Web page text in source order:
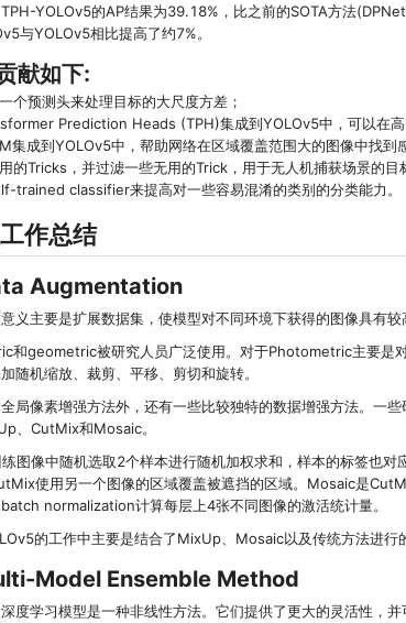
YOLOv5的AP结果为39.18%，比之前的SOTA方法
与YOLOv5相比提高了约7%。
献如下:
个预测头来处理目标的大尺度方差；
Prediction Heads (TPH)集成到YOLOv5中，可以在高
集成到YOLOv5中，帮助网络在区域覆盖范围大的图像中找到
的Tricks，并过滤一些无用的Trick，用于无人机捕获场景的目
trained classifier来提高对一些容易混淆的类别的分类能力。
作总结
Augmentation
义主要是扩展数据集，使模型对不同环境下获得的图像具有较
和geometric被研究人员广泛使用。对于Photometric主要是
随机缩放、裁剪、平移、剪切和旋转。
局像素增强方法外，还有一些比较独特的数据增强方法。一
、CutMix和Mosaic。
图像中随机选取2个样本进行随机加权求和，样本的标签也
使用另一个图像的区域覆盖被遮挡的区域。Mosaic是
normalization计算每层上4张不同图像的激活统计量。
的工作中主要是结合了MixUp、Mosaic以及传统方法进行
Model Ensemble Method
度学习模型是一种非线性方法。它们提供了更大的灵活性，